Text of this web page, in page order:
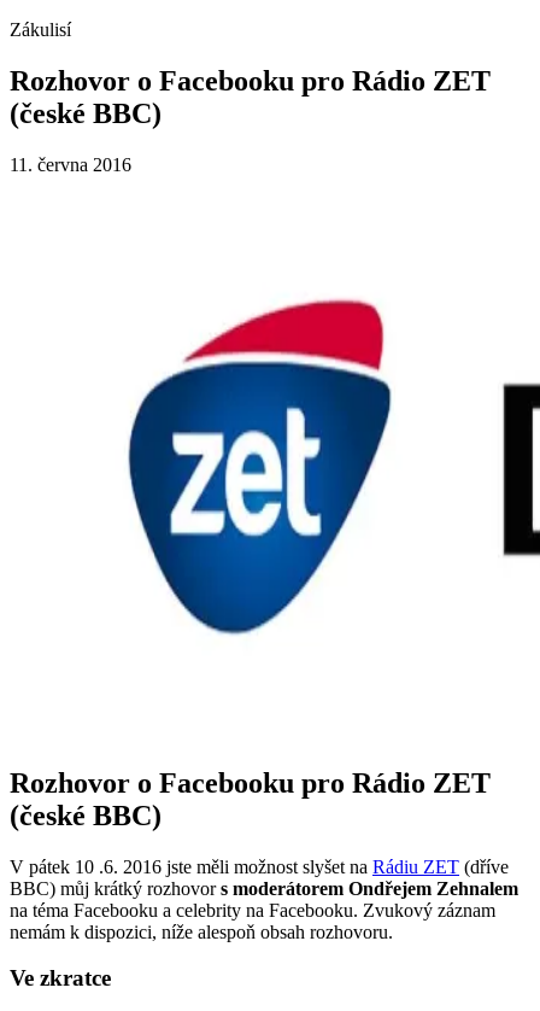
Zákulisí
Rozhovor o Facebooku pro Rádio ZET
(české BBC)
11. června 2016
Rozhovor o Facebooku pro Rádio ZET
(české BBC)
V pátek 10 .6. 2016 jste měli možnost slyšet na Rádiu ZET (dříve
BBC) můj krátký rozhovors moderátorem Ondřejem Zehnalem
na téma Facebooku a celebrity na Facebooku. Zvukový záznam
nemám k dispozici, níže alespoň obsah rozhovoru.
Ve zkratce